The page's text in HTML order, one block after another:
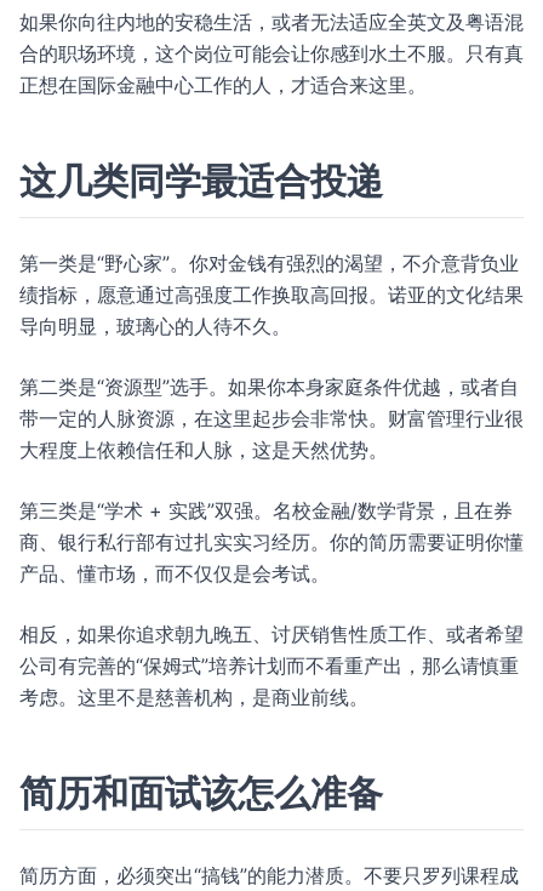
如果你向往内地的安稳生活，或者无法适应全英文及粤语混
合的职场环境，这个岗位可能会让你感到水土不服。只有真
正想在国际金融中心工作的人，才适合来这里。
这几类同学最适合投递
第一类是“野心家”。你对金钱有强烈的渴望，不介意背负业
绩指标，愿意通过高强度工作换取高回报。诺亚的文化结果
导向明显，玻璃心的人待不久。
第二类是“资源型”选手。如果你本身家庭条件优越，或者自
带一定的人脉资源，在这里起步会非常快。财富管理行业很
大程度上依赖信任和人脉，这是天然优势。
第三类是“学术 + 实践”双强。名校金融/数学背景，且在券
商、银行私行部有过扎实实习经历。你的简历需要证明你懂
产品、懂市场，而不仅仅是会考试。
相反，如果你追求朝九晚五、讨厌销售性质工作、或者希望
公司有完善的“保姆式”培养计划而不看重产出，那么请慎重
考虑。这里不是慈善机构，是商业前线。
简历和面试该怎么准备
简历方面，必须突出“搞钱”的能力潜质。不要只罗列课程成